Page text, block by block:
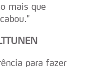
mais que
para fazer